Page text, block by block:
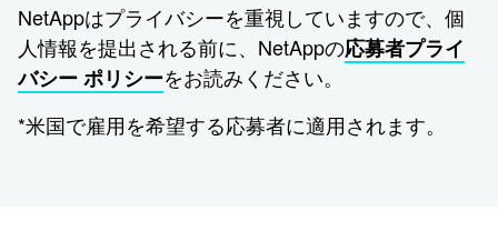
NetAppはプライバシーを重視していますので、個
人情報を提出される前に、NetAppの応募者プライ
バシー ポリシーをお読みください。
*米国で雇用を希望する応募者に適用されます。